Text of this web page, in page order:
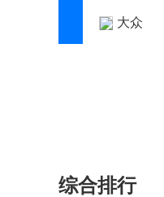
大众
东风风度
综合排行